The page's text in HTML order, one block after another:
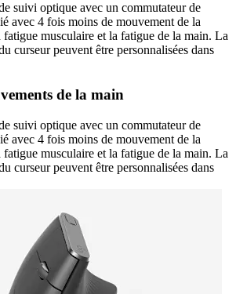
suivi optique avec un commutateur de
avec 4 fois moins de mouvement de la
musculaire et la fatigue de la main. La
curseur peuvent être personnalisées dans
de la main
suivi optique avec un commutateur de
avec 4 fois moins de mouvement de la
musculaire et la fatigue de la main. La
curseur peuvent être personnalisées dans